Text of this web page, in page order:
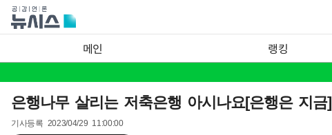
메인 랭킹
은행나무 살리는 저축은행 아시나요[은행은 지금]
기사등록 2023/04/29 11:00:00